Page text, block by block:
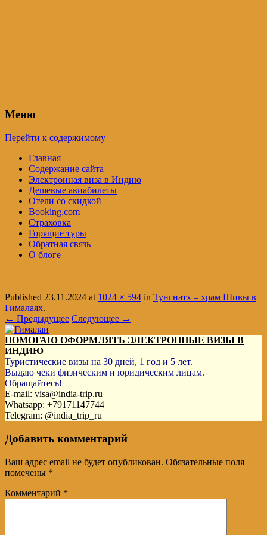
Меню
Перейти к содержимому
Главная
Содержание сайта
Электронная виза в Индию
Дешевые авиабилеты
Отели со скидкой
Booking.com
Страховка
Горящие туры
Обратная связь
О блоге
Published 23.11.2024 at 1024 × 594 in Тунгнатх – храм Шивы в
Гималаях.
← Предыдущее Следующее →
ПОМОГАЮ ОФОРМЛЯТЬ ЭЛЕКТРОННЫЕ ВИЗЫ В
ИНДИЮ
Туристические визы на 30 дней, 1 год и 5 лет.
Выдаю чеки физическим и юридическим лицам.
Обращайтесь!
E-mail: visa@india-trip.ru
Whatsapp: +79171147744
Telegram: @india_trip_ru
Добавить комментарий
Ваш адрес email не будет опубликован. Обязательные поля
помечены *
Комментарий *